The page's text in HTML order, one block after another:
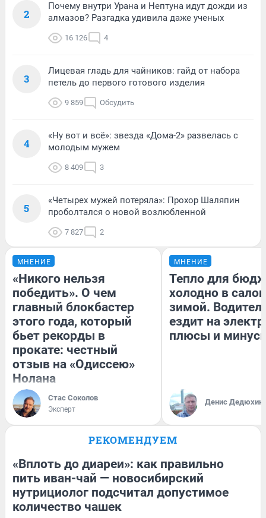
2
Почему внутри Урана и Нептуна идут дожди из
алмазов? Разгадка удивила даже ученых
16 126 4
3
Лицевая гладь для чайников: гайд от набора
петель до первого готового изделия
9 859 Обсудить
4
«Ну вот и всё»: звезда «Дома-2» развелась с
молодым мужем
8 409 3
5
«Четырех мужей потеряла»: Прохор Шаляпин
проболтался о новой возлюбленной
7 827 2
МНЕНИЕ
«Никого нельзя
победить». О чем
главный блокбастер
этого года, который
бьет рекорды в
прокате: честный
отзыв на «Одиссею»
Нолана
Стас Соколов
Эксперт
МНЕНИЕ
Тепло для
холодно в
зимой.
ездит на
плюсы и
Денис Дедюхин
РЕКОМЕНДУЕМ
«Вплоть до диареи»: как правильно
пить иван-чай — новосибирский
нутрициолог подсчитал допустимое
количество чашек